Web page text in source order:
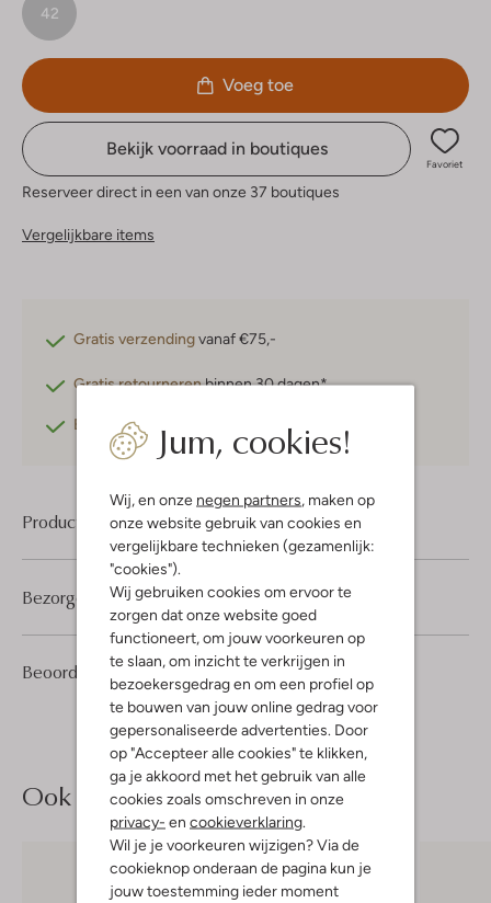
Jum, cookies!
Wij, en onze negen partners, maken op
onze website gebruik van cookies en
vergelijkbare technieken (gezamenlijk:
"cookies").
Wij gebruiken cookies om ervoor te
zorgen dat onze website goed
functioneert, om jouw voorkeuren op
te slaan, om inzicht te verkrijgen in
bezoekersgedrag en om een profiel op
te bouwen van jouw online gedrag voor
gepersonaliseerde advertenties. Door
op "Accepteer alle cookies" te klikken,
ga je akkoord met het gebruik van alle
cookies zoals omschreven in onze
privacy- en cookieverklaring.
Wil je je voorkeuren wijzigen? Via de
cookieknop onderaan de pagina kun je
jouw toestemming ieder moment
42
Voeg toe
Bekijk voorraad in boutiques
Favoriet
Reserveer direct in een van onze 37 boutiques
Vergelijkbare items
Gratis verzendingvanaf €75,-
Gratis retournerenbinnen 30 dagen*
Betaal achteraf
Product informatie
Beoordelingen (4) 3/5
4
3
Sterren
Bezorgen & retourneren
Ook iets voor jou?